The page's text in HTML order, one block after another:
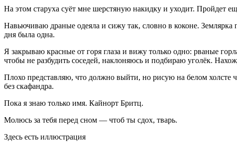
На этом старуха суёт мне шерстяную накидку и уходит. Пройдет
Навьючиваю драные одеяла и сижу так, словно в коконе.
дня была одна.
Я закрываю красные от горя глаза и вижу только одно: рваные
чтобы не разбудить соседей, наклоняюсь и подбираю уголёк.
Плохо представляю, что должно выйти, но рисую на белом холсте
без скафандра.
Пока я знаю только имя. Кайнорт Бритц.
Молюсь за тебя перед сном — чтоб ты сдох, тварь.
Здесь есть иллюстрация